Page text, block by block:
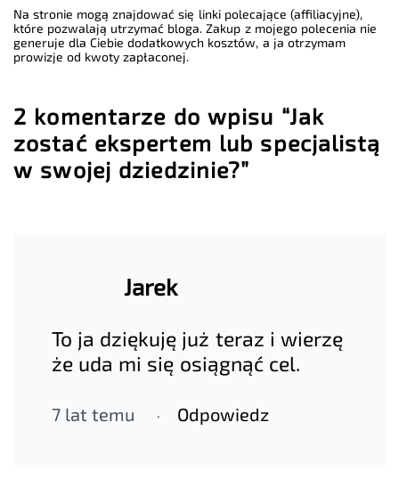
Na stronie mogą znajdować się linki polecające (affiliacyjne),
które pozwalają utrzymać bloga. Zakup z mojego polecenia nie
generuje dla Ciebie dodatkowych kosztów, a ja otrzymam
prowizje od kwoty zapłaconej.
2 komentarze do wpisu “Jak
zostać ekspertem lub specjalistą
w swojej dziedzinie?”
Jarek
To ja dziękuję już teraz i wierzę
że uda mi się osiągnąć cel.
7 lat temu Odpowiedz